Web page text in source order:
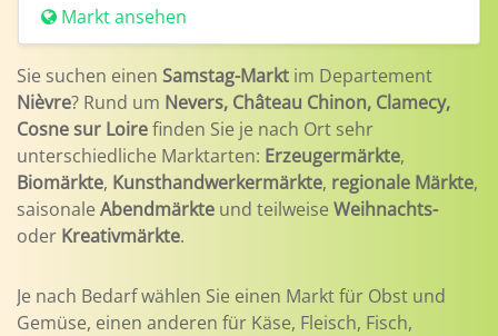
Markt ansehen
Sie suchen einen Samstag-Markt im Departement
Nièvre? Rund um Nevers, Château Chinon, Clamecy,
Cosne sur Loirefinden Sie je nach Ort sehr
unterschiedliche Marktarten: Erzeugermärkte,
Biomärkte, Kunsthandwerkermärkte, regionale Märkte,
saisonale Abendmärkte und teilweise Weihnachts-
oder Kreativmärkte.
Je nach Bedarf wählen Sie einen Markt für Obst und
Gemüse, einen anderen für Käse, Fleisch, Fisch,